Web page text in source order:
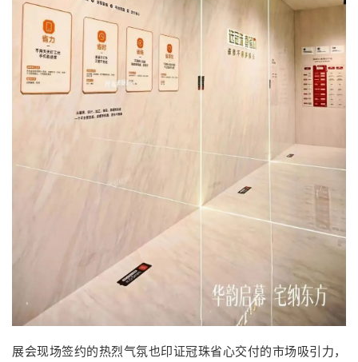
展会现场签约的热烈气氛也印证冠珠省心交付的市场吸引力，